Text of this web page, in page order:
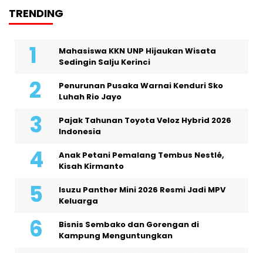
TRENDING
Mahasiswa KKN UNP Hijaukan Wisata
Sedingin Salju Kerinci
Penurunan Pusaka Warnai Kenduri Sko
Luhah Rio Jayo
Pajak Tahunan Toyota Veloz Hybrid 2026
Indonesia
Anak Petani Pemalang Tembus Nestlé,
Kisah Kirmanto
Isuzu Panther Mini 2026 Resmi Jadi MPV
Keluarga
Bisnis Sembako dan Gorengan di
Kampung Menguntungkan